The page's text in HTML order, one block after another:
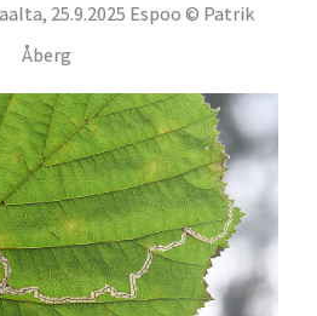
25.9.2025 Espoo © Patrik
Åberg